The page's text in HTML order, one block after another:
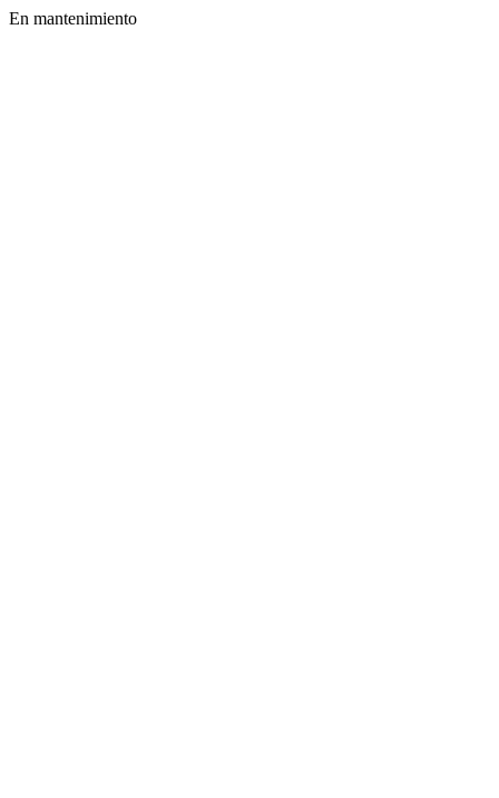
En mantenimiento